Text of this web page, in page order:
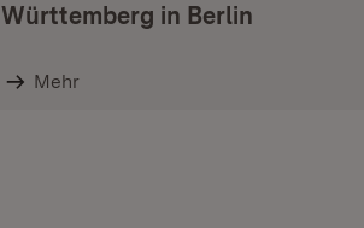
Württemberg in Berlin
Mehr